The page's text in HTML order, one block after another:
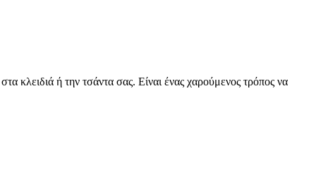
ή την τσάντα σας. Είναι ένας χαρούμενος τρόπος να